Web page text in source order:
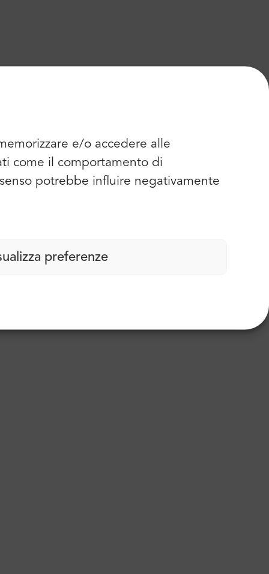
e/o accedere alle
come il comportamento di
potrebbe influire negativamente
preferenze